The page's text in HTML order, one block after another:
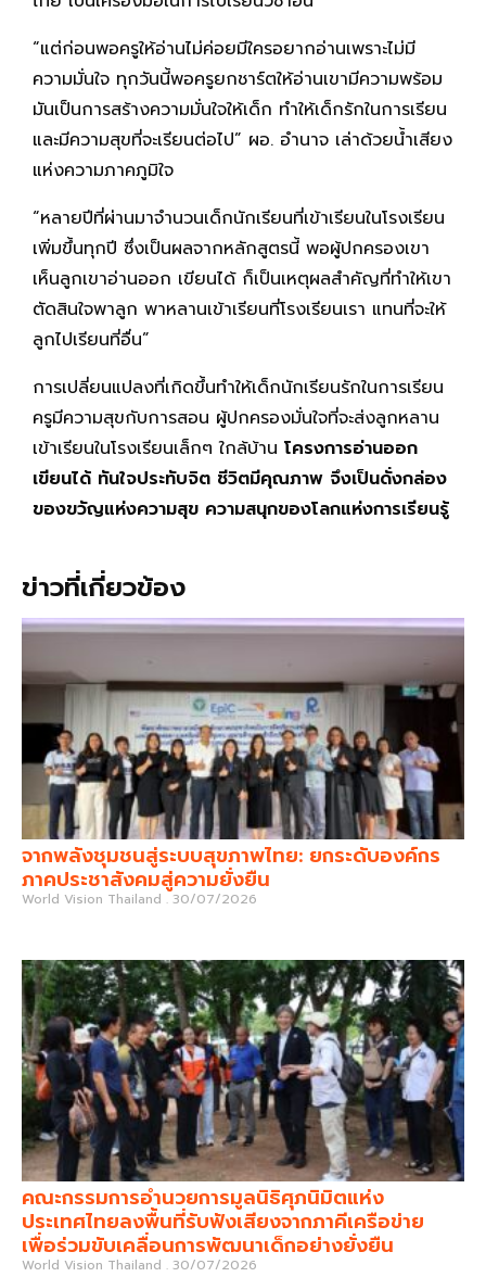
“แต่ก่อนพอครูให้อ่านไม่ค่อยมีใครอยากอ่านเพราะไม่มี
ความมั่นใจ ทุกวันนี้พอครูยกชาร์ตให้อ่านเขามีความพร้อม
มันเป็นการสร้างความมั่นใจให้เด็ก ทำให้เด็กรักในการเรียน
และมีความสุขที่จะเรียนต่อไป” ผอ. อำนาจ เล่าด้วยน้ำเสียง
แห่งความภาคภูมิใจ
“หลายปีที่ผ่านมาจำนวนเด็กนักเรียนที่เข้าเรียนในโรงเรียน
เพิ่มขึ้นทุกปี ซึ่งเป็นผลจากหลักสูตรนี้ พอผู้ปกครองเขา
เห็นลูกเขาอ่านออก เขียนได้ ก็เป็นเหตุผลสำคัญที่ทำให้เขา
ตัดสินใจพาลูก พาหลานเข้าเรียนที่โรงเรียนเรา แทนที่จะให้
ลูกไปเรียนที่อื่น”
การเปลี่ยนแปลงที่เกิดขึ้นทำให้เด็กนักเรียนรักในการเรียน
ครูมีความสุขกับการสอน ผู้ปกครองมั่นใจที่จะส่งลูกหลาน
เข้าเรียนในโรงเรียนเล็กๆ ใกล้บ้าน โครงการอ่านออก
เขียนได้ ทันใจประทับจิต ชีวิตมีคุณภาพ จึงเป็นดั่งกล่อง
ของขวัญแห่งความสุข ความสนุกของโลกแห่งการเรียนรู้
ข่าวที่เกี่ยวข้อง
จากพลังชุมชนสู่ระบบสุขภาพไทย: ยกระดับองค์กร
ภาคประชาสังคมสู่ความยั่งยืน
World Vision Thailand 30/07/2026
คณะกรรมการอำนวยการมูลนิธิศุภนิมิตแห่ง
ประเทศไทยลงพื้นที่รับฟังเสียงจากภาคีเครือข่าย
เพื่อร่วมขับเคลื่อนการพัฒนาเด็กอย่างยั่งยืน
World Vision Thailand 30/07/2026